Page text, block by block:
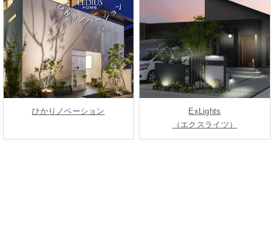
ひかりノベーション
ExLights
（エクスライツ）